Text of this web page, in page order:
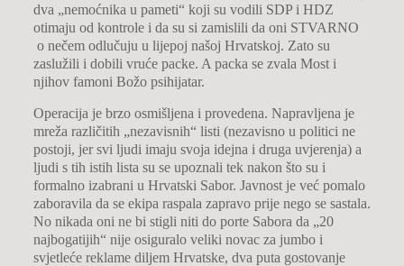
dva „nemoćnika u pameti“ koji su vodili SDP i HDZ
otimaju od kontrole i da su si zamislili da oni STVARNO
o nečem odlučuju u lijepoj našoj Hrvatskoj. Zato su
zaslužili i dobili vruće packe. A packa se zvala Most i
njihov famoni Božo psihijatar.
Operacija je brzo osmišljena i provedena. Napravljena je
mreža različitih „nezavisnih“ listi (nezavisno u politici ne
postoji, jer svi ljudi imaju svoja idejna i druga uvjerenja) a
ljudi s tih istih lista su se upoznali tek nakon što su i
formalno izabrani u Hrvatski Sabor. Javnost je već pomalo
zaboravila da se ekipa raspala zapravo prije nego se sastala.
No nikada oni ne bi stigli niti do porte Sabora da „20
najbogatijih“ nije osiguralo veliki novac za jumbo i
svjetleće reklame diljem Hrvatske, dva puta gostovanje